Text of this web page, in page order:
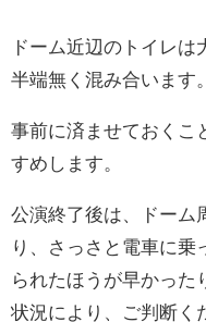
ドーム近辺のトイレは
半端無く混み合います。
事前に済ませておくこ
すめします。
公演終了後は、ドーム
り、さっさと電車に乗
られたほうが早かった
状況により、ご判断く